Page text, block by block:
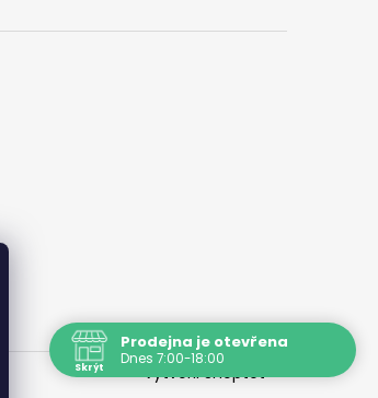
Vytvořil Shoptet
Prodejna je otevřena
Dnes 7:00-18:00
Skrýt